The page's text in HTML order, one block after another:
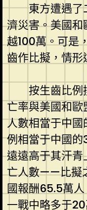
東方遭遇了
濟災害。美國
越100萬。可是
齒作比擬，情形
按生齒比例
亡率與美國和
人數相當于中
例相當于中國
遠遠高于其汗
亡人數——比擬
國報酬65.5萬人
一戰中略多于